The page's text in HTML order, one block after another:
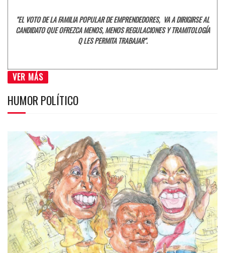
"EL VOTO DE LA FAMILIA POPULAR DE EMPRENDEDORES, VA A DIRIGIRSE AL
CANDIDATO QUE OFREZCA MENOS, MENOS REGULACIONES Y TRAMITOLOGÍA
Q LES PERMITA TRABAJAR".
VER MÁS
HUMOR POLÍTICO